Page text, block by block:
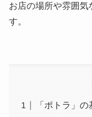
お店の場所や雰囲気
す。
「ポトラ」